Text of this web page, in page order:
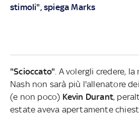
stimoli", spiega Marks
"Scioccato" . A volergli credere,
Nash non sarà più l'allenatore
(e non poco) Kevin Durant,
estate aveva apertamente